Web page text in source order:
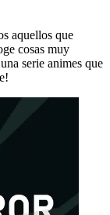
aquellos que
cosas muy
serie animes que